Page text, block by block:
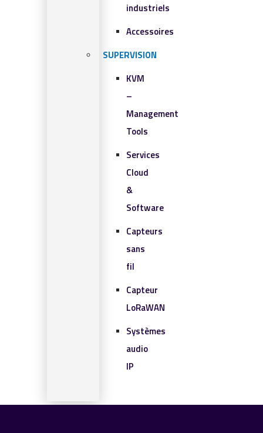
industriels
Accessoires
SUPERVISION
KVM
–
Management
Tools
Services
Cloud
&
Software
Capteurs
sans
fil
Capteur
LoRaWAN
Systèmes
audio
IP